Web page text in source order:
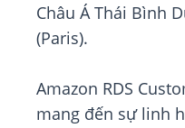
Châu Á Thái Bình
(Paris).
Amazon RDS
mang đến sự linh